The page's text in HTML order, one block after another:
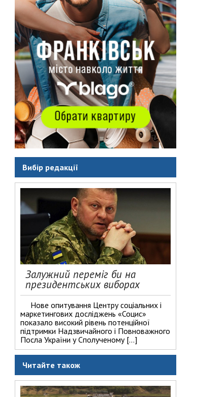
Вибір редакції
Залужний переміг би на
президентських виборах
Нове опитування Центру соціальних і
маркетингових досліджень «Социс»
показало високий рівень потенційної
підтримки Надзвичайного і Повноважного
Посла України у Сполученому […]
Читайте також